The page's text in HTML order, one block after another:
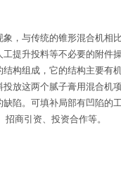
，与传统的锥形混合机相
提升投料等不必要的附件
构组成，它的结构主要有
放这两个腻子膏用混合机
陷。可填补局部有凹陷的
商引资、投资合作等。